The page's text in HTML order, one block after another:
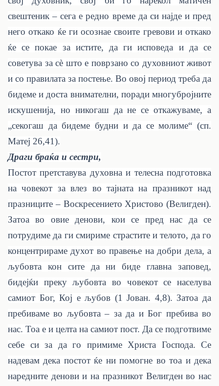
свештеник – сега е редно време да си најде и пред
него откако ќе ги осознае своите гревови и откако
ќе се покае за истите, да ги исповеда и да се
советува за сè што е поврзано со духовниот живот
и со правилата за постење. Во овој период треба да
бидеме и доста внимателни, поради многубројните
искушенија, но никогаш да не се откажуваме, а
„секогаш да бидеме будни и да се молиме“ (сп.
Матеј 26,41).
Драги браќа и сестри,
Постот претставува духовна и телесна подготовка
на човекот за влез во тајната на празникот над
празниците – Воскресението Христово (Велигден).
Затоа во овие денови, кои се пред нас да се
потрудиме да ги смириме страстите и телото, да го
концентрираме духот во правење на добри дела, а
љубовта кон сите да ни биде главна заповед,
бидејќи преку љубовта во човекот се населува
самиот Бог, Кој е љубов (1 Јован. 4,8). Затоа да
пребиваме во љубовта – за да и Бог пребива во
нас. Тоа е и целта на самиот пост. Да се подготвиме
себе си за да го примиме Христа Господа. Се
надевам дека постот ќе ни помогне во тоа и дека
наредните денови и на празникот Велигден во нас